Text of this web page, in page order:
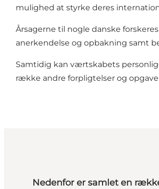
mulighed at styrke deres
Årsagerne til nogle danske
anerkendelse og opbakning samt
Samtidig kan værtskabets
række andre forpligtelser og
Nedenfor er samlet en